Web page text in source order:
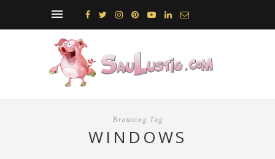
Browsing Tag
WINDOWS